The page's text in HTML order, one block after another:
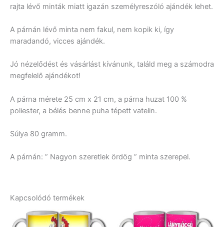
rajta lévő minták miatt igazán személyreszóló ajándék lehet.
A párnán lévő minta nem fakul, nem kopik ki, így
maradandó, vicces ajándék.
Jó nézelődést és vásárlást kívánunk, találd meg a számodra
megfelelő ajándékot!
A párna mérete 25 cm x 21 cm, a párna huzat 100 %
poliester, a bélés benne puha tépett vatelin.
Súlya 80 gramm.
A párnán: ” Nagyon szeretlek ördög ” minta szerepel.
Kapcsolódó termékek